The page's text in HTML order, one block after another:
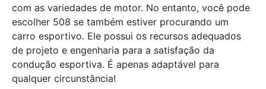
com as variedades de motor. No entanto, você pode
escolher 508 se também estiver procurando um
carro esportivo. Ele possui os recursos adequados
de projeto e engenharia para a satisfação da
condução esportiva. É apenas adaptável para
qualquer circunstância!